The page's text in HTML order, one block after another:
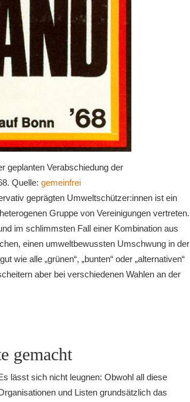
geplanten Verabschiedung der
Quelle: gemeinfrei
geprägten Umweltschützer:innen ist ein
Gruppe von Vereinigungen vertreten.
im schlimmsten Fall einer Kombination aus
einen umweltbewussten Umschwung in der
wie alle „grünen“, „bunten“ oder „alternativen“
aber bei verschiedenen Wahlen an der
gemacht
lässt sich nicht leugnen: Obwohl all diese
und Listen grundsätzlich das